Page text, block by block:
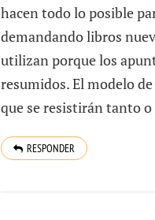
hacen todo lo posible
demandando libros
utilizan porque los
resumidos. El modelo
que se resistirán tanto
RESPONDER